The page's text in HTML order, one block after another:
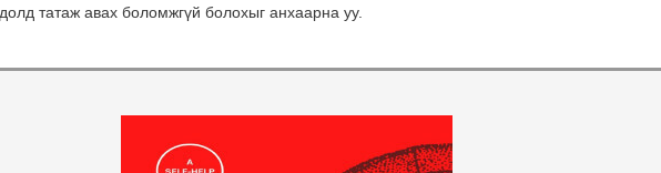
татаж авах боломжгүй болохыг анхаарна уу.